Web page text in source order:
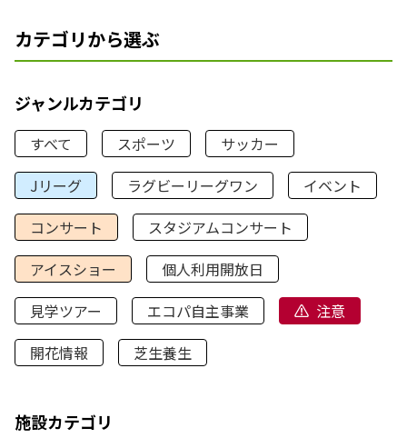
カテゴリから選ぶ
ジャンルカテゴリ
すべて スポーツ
サッカー
Jリーグ
ラグビーリーグワン
イベント
コンサート
スタジアムコンサート
アイスショー
個人利用開放日
見学ツアー
エコパ自主事業
注意
開花情報
芝生養生
施設カテゴリ